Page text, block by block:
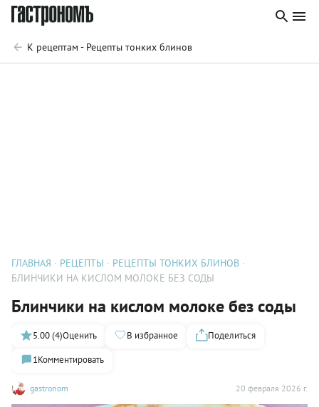
К рецептам - Рецепты тонких блинов
ГЛАВНАЯ РЕЦЕПТЫ
РЕЦЕПТЫ ТОНКИХ БЛИНОВ
БЛИНЧИКИ НА КИСЛОМ МОЛОКЕ БЕЗ СОДЫ
Блинчики на кислом молоке без соды
gastronom 20 февраля 2026 г.
5.00 (4)Оценить В избранное
Поделиться
1Комментировать